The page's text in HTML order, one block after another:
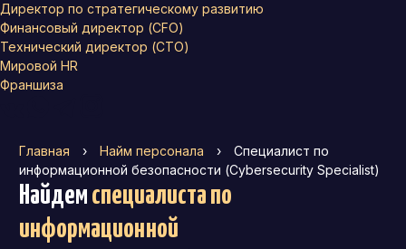
Директор по стратегическому развитию
Финансовый директор (CFO)
Технический директор (CTO)
Мировой HR
Франшиза
Главная › Найм персонала ›
Специалист по
информационной безопасности (Cybersecurity Specialist)
Найдем специалиста по
информационной